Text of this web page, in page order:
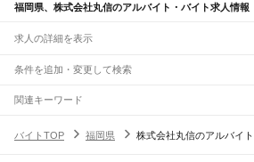
福岡県、株式会社丸信のアルバイト・バイト求人情報
求人の詳細を表示
条件を追加・変更して検索
市区町村を追加・変更
福岡県すべて
駅を追加・変更
関連キーワード
バイトTOP株式会社丸信福岡県 株式会社丸信
バイトTOP 福岡県 株式会社丸信のアルバイ